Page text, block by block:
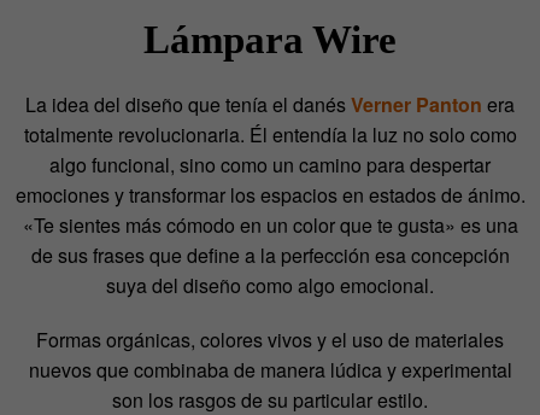
Lámpara Wire
La idea del diseño que tenía el danésVerner Panton era
totalmente revolucionaria. Él entendía la luz no solo como
algo funcional, sino como un camino para despertar
emociones y transformar los espacios en estados de ánimo.
«Te sientes más cómodo en un color que te gusta» es una
de sus frases que define a la perfección esa concepción
suya del diseño como algo emocional.
Formas orgánicas, colores vivos y el uso de materiales
nuevos que combinaba de manera lúdica y experimental
son los rasgos de su particular estilo.